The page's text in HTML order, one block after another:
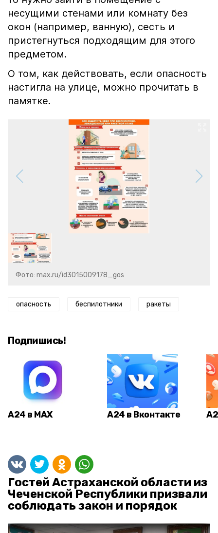
несущими стенами или комнату без
окон (например, ванную), сесть и
пристегнуться подходящим для этого
предметом.
О том, как действовать, если опасность
настигла на улице, можно прочитать в
памятке.
Фото: max.ru/id3015009178_gos
опасность беспилотники ракеты
Подпишись!
А24 в MAX А24 в Вконтакте
Гостей Астраханской области из
Чеченской Республики призвали
соблюдать закон и порядок